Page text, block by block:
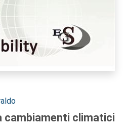
cambiamenti climatici